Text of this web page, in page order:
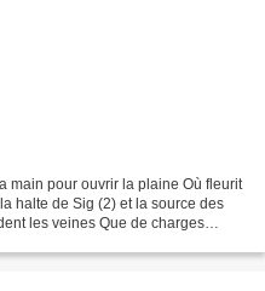
main pour ouvrir la plaine Où fleurit
halte de Sig (2) et la source des
les veines Que de charges